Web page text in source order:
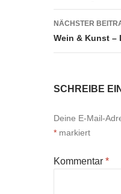
NÄCHSTER
Wein & Kunst –
SCHREIBE
Deine E-Mail-
* markiert
Kommentar *